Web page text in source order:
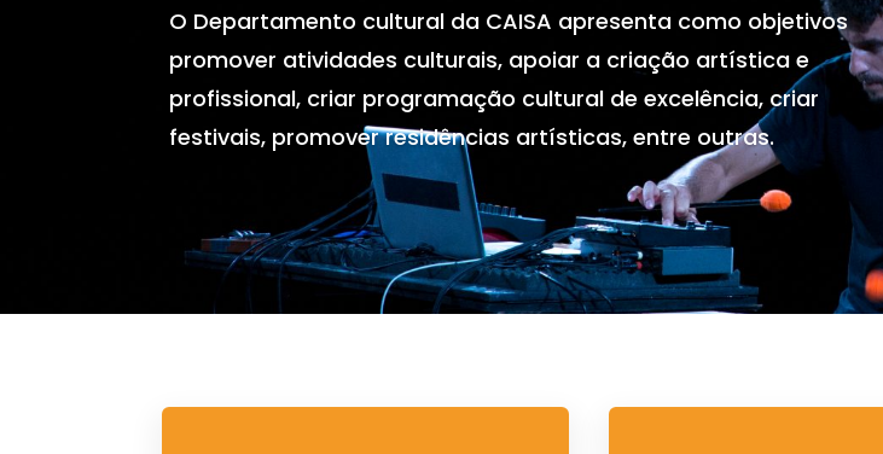
O Departamento cultural da CAISA apresenta como objetivos
promover atividades culturais, apoiar a criação artística e
profissional, criar programação cultural de excelência, criar
festivais, promover residências artísticas, entre outras.